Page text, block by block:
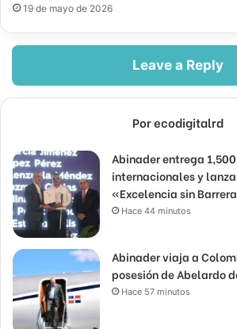
19 de mayo de 2026
Leave a Reply
Por ecodigitalrd
Abinader entrega
internacionales y
«Excelencia sin
Hace 44 minutos
Abinader viaja a
posesión de Abelardo
Hace 57 minutos